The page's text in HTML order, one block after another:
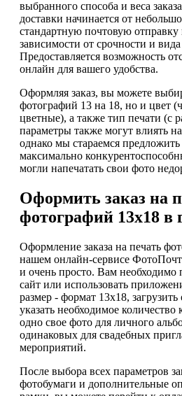
выбранного способа и веса
доставки начинается от
стандартную почтовую отправку
зависимости от срочности и
Предоставляется возможность
онлайн для вашего удобства.
Оформляя заказ, вы можете
фотографий 13 на 18, но и цвет
цветные), а также тип печати (с
параметры также могут влиять
однако мы стараемся
максимально
могли напечатать свои фото
Оформить заказ на
фотографий 13х18 в
Оформление заказа на печать
нашем онлайн-сервисе
и очень просто. Вам необходимо
сайт или использовать
размер - формат 13х18,
указать необходимое
одно свое фото для личного
одинаковых для свадебных
мероприятий.
После выбора всех параметров
фотобумаги и дополнительные